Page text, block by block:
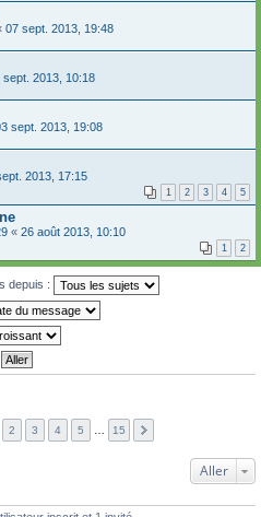
07 sept. 2013, 19:48
sept. 2013, 10:18
sept. 2013, 19:08
2013, 17:15
1 2 3 4 5
« 26 août 2013, 10:10
1 2
depuis :
2 3 4 5 15
Aller